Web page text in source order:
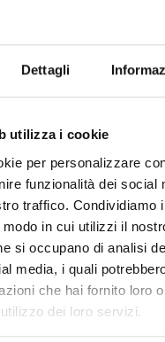
Dettagli
utilizza i cookie
per personalizzare
funzionalità dei social
traffico. Condividiamo
in cui utilizzi il
si occupano di analisi
media, i quali
che hai fornito loro
dei loro servizi.
Desktop PC. Dimensioni
HD: Full HD,
pannello: IPS. Famiglia
16 GB, Tipo di RAM:
512 GB,
grafica integrata: Intel Iris
Sistema operativo
tramite MEPA?